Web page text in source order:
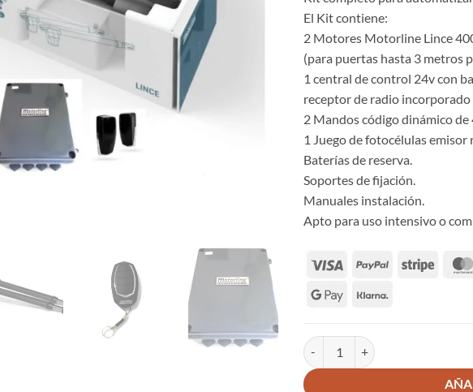
El Kit contiene:
2 Motores Motorline Lince
(para puertas hasta 3 metros
1 central de control 24v con
receptor de radio
2 Mandos código dinámico de
1 Juego de fotocélulas emisor
Baterías de reserva.
Soportes de fijación.
Manuales instalación.
Apto para uso intensivo o
Kit Motorline Lince 400 24V